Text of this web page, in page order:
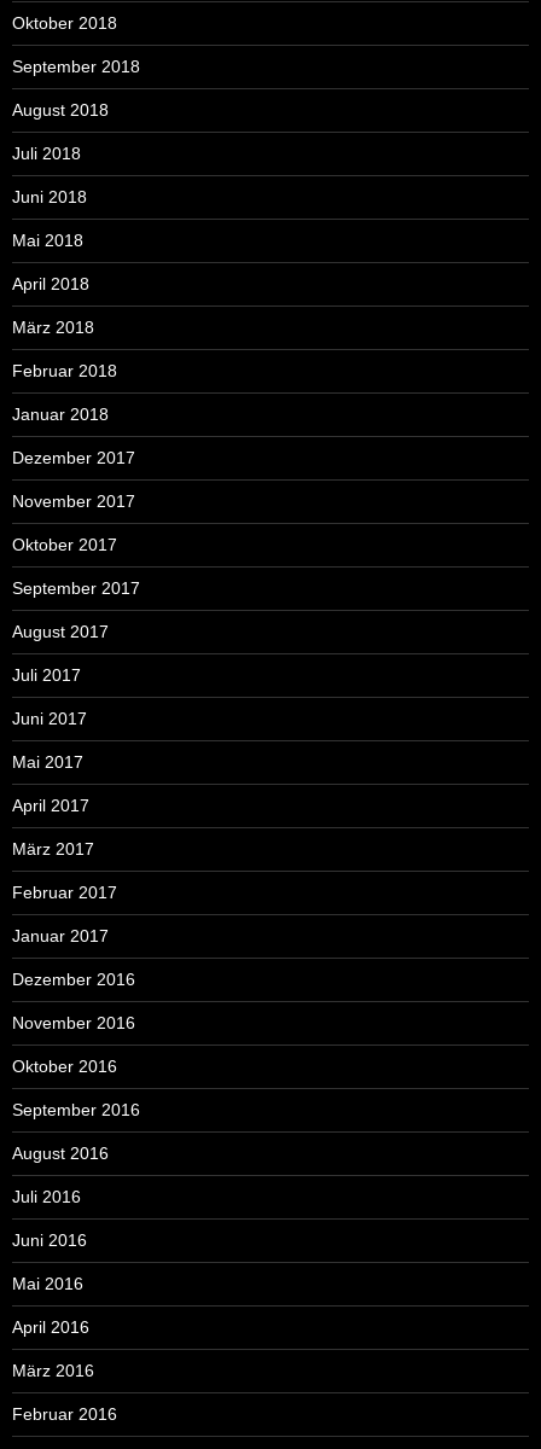
Oktober 2018
September 2018
August 2018
Juli 2018
Juni 2018
Mai 2018
April 2018
März 2018
Februar 2018
Januar 2018
Dezember 2017
November 2017
Oktober 2017
September 2017
August 2017
Juli 2017
Juni 2017
Mai 2017
April 2017
März 2017
Februar 2017
Januar 2017
Dezember 2016
November 2016
Oktober 2016
September 2016
August 2016
Juli 2016
Juni 2016
Mai 2016
April 2016
März 2016
Februar 2016